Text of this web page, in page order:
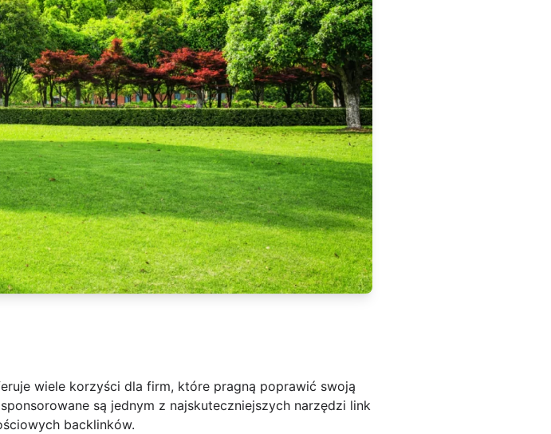
wiele korzyści dla firm, które pragną poprawić swoją
są jednym z najskuteczniejszych narzędzi link
backlinków.